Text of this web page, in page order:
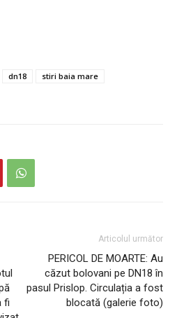
dn18
stiri baia mare
fi
Articolul următor
PERICOL DE MOARTE: Au
căzut bolovani pe DN18 în
pasul Prislop. Circulația a fost
blocată (galerie foto)